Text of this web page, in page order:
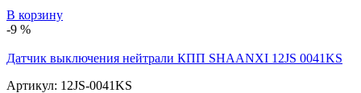
В корзину
-9 %
Датчик выключения нейтрали КПП SHAANXI 12JS 0041KS
Артикул: 12JS-0041KS